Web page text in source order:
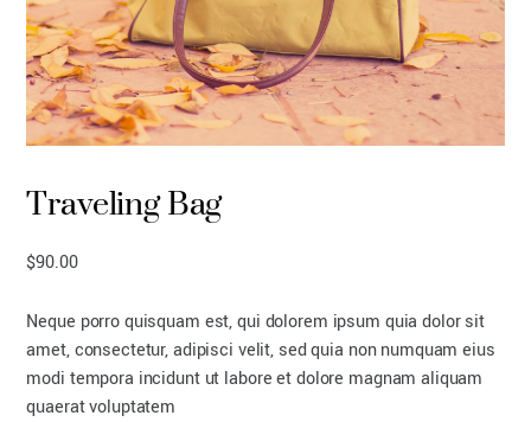
Traveling Bag
$90.00
Neque porro quisquam est, qui dolorem ipsum quia dolor sit
amet, consectetur, adipisci velit, sed quia non numquam eius
modi tempora incidunt ut labore et dolore magnam aliquam
quaerat voluptatem